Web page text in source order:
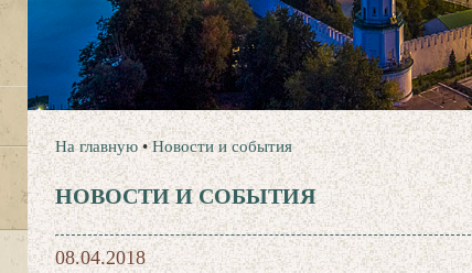
На главную •Новости и события
НОВОСТИ И СОБЫТИЯ
08.04.2018